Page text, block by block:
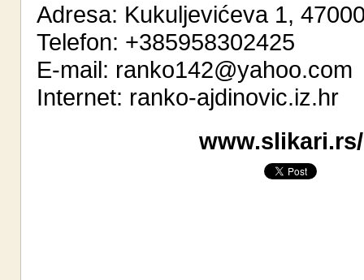
Adresa: Kukuljevićeva 1,
Telefon: +385958302425
E-mail: ranko142@yahoo.com
Internet: ranko-ajdinovic.iz.hr